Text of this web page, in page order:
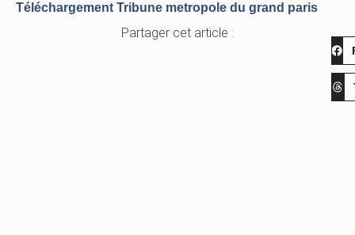
Téléchargement Tribune metropole du grand paris
Partager cet article :